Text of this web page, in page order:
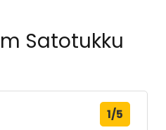
Satotukku
1/5